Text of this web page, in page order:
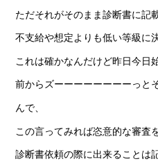
ただそれがそのまま診断書に記
不支給や想定よりも低い等級に
これは確かなんだけど昨日今日
前からズーーーーーーーーっと
んで、
この言ってみれば恣意的な審査
診断書依頼の際に出来ることは